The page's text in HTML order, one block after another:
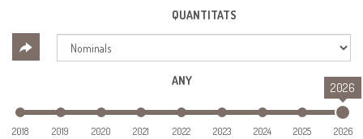
QUANTITATS
ANY 2026
2018 2019 2020 2021 2022 2023 2024 2025 2026